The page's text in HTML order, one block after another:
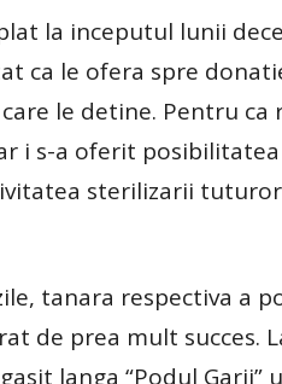
la inceputul lunii
ca le ofera spre
le detine. Pentru
i s-a oferit
sterilizarii
tanara respectiva a
de prea mult succes.
langa “Podul